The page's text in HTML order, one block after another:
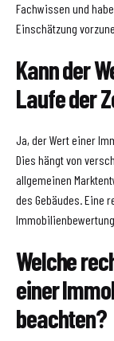
Fachwissen und
Einschätzung
Kann der
Laufe der
Ja, der Wert einer
Dies hängt von
allgemeinen
des Gebäudes. Eine
Welche
einer
beachten?